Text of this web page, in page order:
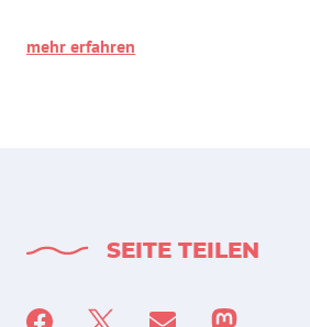
mehr erfahren
SEITE TEILEN